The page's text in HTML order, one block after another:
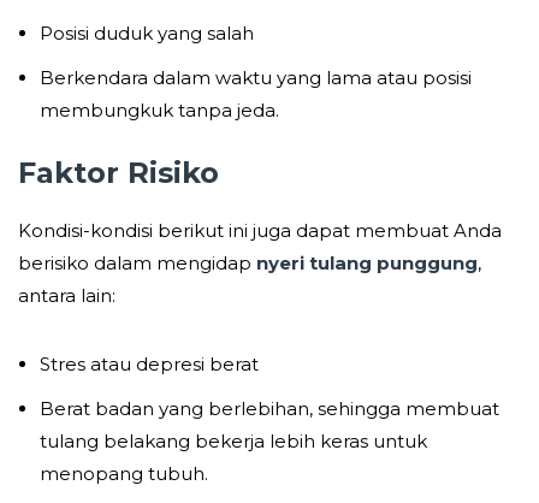
Posisi duduk yang salah
Berkendara dalam waktu yang lama atau posisi
membungkuk tanpa jeda.
Faktor Risiko
Kondisi-kondisi berikut ini juga dapat membuat Anda
berisiko dalam mengidap nyeri tulang punggung,
antara lain:
Stres atau depresi berat
Berat badan yang berlebihan, sehingga membuat
tulang belakang bekerja lebih keras untuk
menopang tubuh.